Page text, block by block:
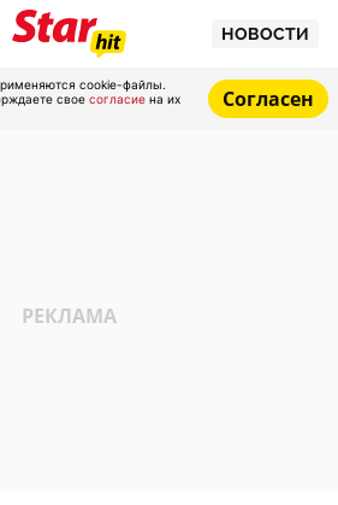
НОВОСТИ
cookie-файлы.
свое согласие на их
Согласен